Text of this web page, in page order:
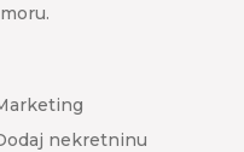
nekretninu